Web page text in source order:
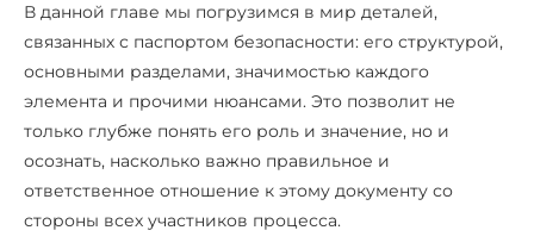
В данной главе мы погрузимся в мир деталей,
связанных с паспортом безопасности: его структурой,
основными разделами, значимостью каждого
элемента и прочими нюансами. Это позволит не
только глубже понять его роль и значение, но и
осознать, насколько важно правильное и
ответственное отношение к этому документу со
стороны всех участников процесса.